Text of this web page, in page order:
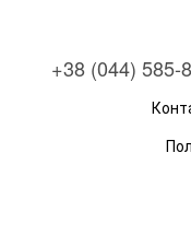
+38 (044) 585-